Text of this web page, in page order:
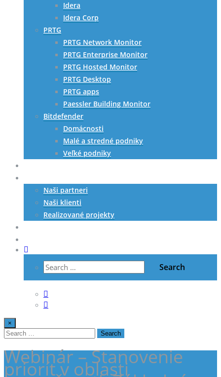
Idera
Idera Corp
PRTG
PRTG Network Monitor
PRTG Enterprise Monitor
PRTG Hosted Monitor
PRTG Desktop
PRTG apps
Paessler Building Monitor
Bitdefender
Domácnosti
Malé a stredné podniky
Veľké podniky
Naši partneri
Naši klienti
Realizované projekty
×
Webinár – Stanovenie
priorít v oblasti